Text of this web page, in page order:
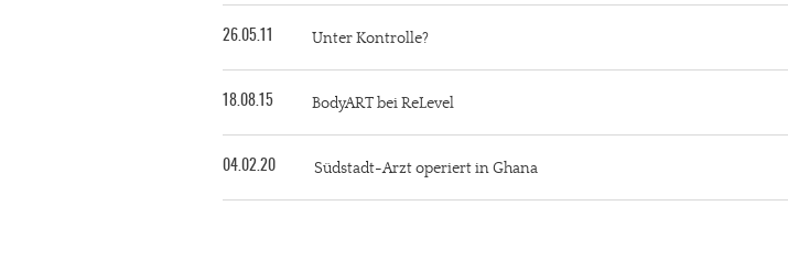
26.05.11 Unter Kontrolle?
18.08.15 BodyART bei ReLevel
04.02.20 Südstadt-Arzt operiert in Ghana